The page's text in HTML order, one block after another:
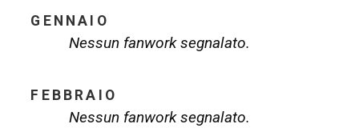
GENNAIO
Nessun fanwork segnalato.
FEBBRAIO
Nessun fanwork segnalato.